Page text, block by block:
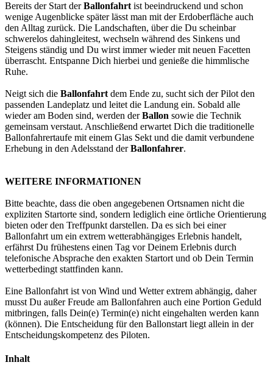
Bereits der Start derBallonfahrt ist beeindruckend und schon
wenige Augenblicke später lässt man mit der Erdoberfläche auch
den Alltag zurück. Die Landschaften, über die Du scheinbar
schwerelos dahingleitest, wechseln während des Sinkens und
Steigens ständig und Du wirst immer wieder mit neuen Facetten
überrascht. Entspanne Dich hierbei und genieße die himmlische
Ruhe.
Neigt sich die Ballonfahrt dem Ende zu, sucht sich der Pilot den
passenden Landeplatz und leitet die Landung ein. Sobald alle
wieder am Boden sind, werden derBallon sowie die Technik
gemeinsam verstaut. Anschließend erwartet Dich die traditionelle
Ballonfahrertaufe mit einem Glas Sekt und die damit verbundene
Erhebung in den Adelsstand derBallonfahrer.
WEITERE INFORMATIONEN
Bitte beachte, dass die oben angegebenen Ortsnamen nicht die
expliziten Startorte sind, sondern lediglich eine örtliche Orientierung
bieten oder den Treffpunkt darstellen. Da es sich bei einer
Ballonfahrt um ein extrem wetterabhängiges Erlebnis handelt,
erfährst Du frühestens einen Tag vor Deinem Erlebnis durch
telefonische Absprache den exakten Startort und ob Dein Termin
wetterbedingt stattfinden kann.
Eine Ballonfahrt ist von Wind und Wetter extrem abhängig, daher
musst Du außer Freude am Ballonfahren auch eine Portion Geduld
mitbringen, falls Dein(e) Termin(e) nicht eingehalten werden kann
(können). Die Entscheidung für den Ballonstart liegt allein in der
Entscheidungskompetenz des Piloten.
Inhalt